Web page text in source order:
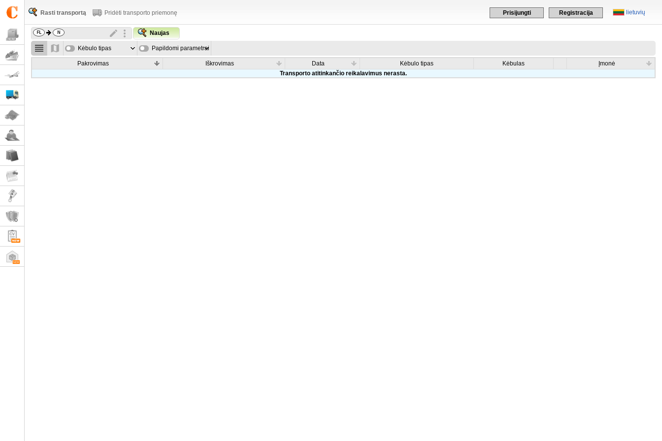
lietuvių
Prisijungti Registracija
Rasti transportą Pridėti transporto priemonę
Naujas
Kėbulo tipas Papildomi parametrai
Pakrovimas Iškrovimas Data Kėbulo tipas Kėbulas
Įmonė
Transporto atitinkančio reikalavimus nerasta.